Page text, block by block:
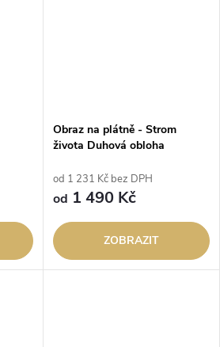
Obraz na plátně - Strom
života Duhová obloha
od 1 231 Kč bez DPH
od 1 490 Kč
ZOBRAZIT